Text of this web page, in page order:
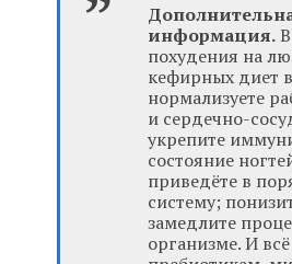
информация.
похудения на
кефирных диет
нормализуете
и сердечно-
укрепите
состояние
приведёте в
систему;
замедлите
организме. И